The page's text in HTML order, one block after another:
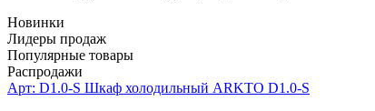
Новинки
Лидеры продаж
Популярные товары
Распродажи
Арт: D1.0-S Шкаф холодильный ARKTO D1.0-S